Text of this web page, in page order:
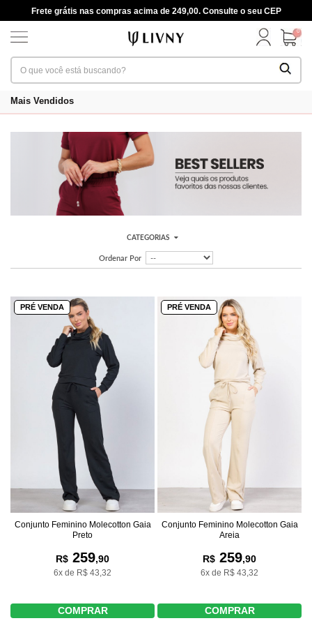
Frete grátis nas compras acima de 249,00. Consulte o seu CEP
0
Mais Vendidos
CATEGORIAS
Ordenar Por
PRÉ VENDA
Conjunto Feminino Molecotton Gaia
Preto
R$ 259,90
6x de R$ 43,32
COMPRAR
PRÉ VENDA
Conjunto Feminino Molecotton Gaia
Areia
R$ 259,90
6x de R$ 43,32
COMPRAR